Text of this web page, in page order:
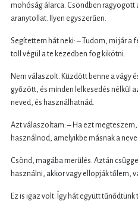
mohóság álarca. Csöndben ragyogott
aranytollat. Ilyen egyszerűen.
Segítettem hát neki: – Tudom, mi jár a
toll végül a te kezedben fog kikötni.
Nem válaszolt. Küzdött benne a vágy
győzött, és minden lelkesedés nélkül
neved, és használhatnád.
Azt válaszoltam: – Ha ezt
használnod, amelyikbe másnak a
Csönd, magába merülés. Aztán
használni, akkor vagy ellopják tőlem,
Ez is igaz volt. Így hát együtt